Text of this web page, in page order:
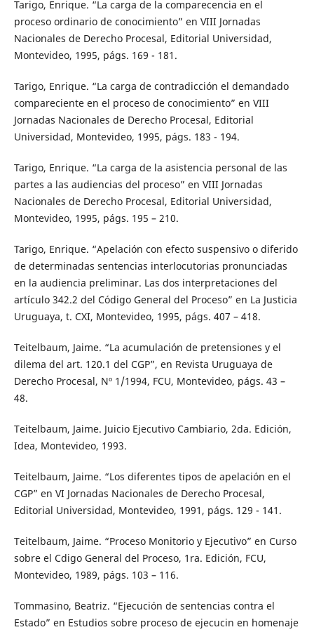
Tarigo, Enrique. “La carga de la comparecencia en el
proceso ordinario de conocimiento” en VIII Jornadas
Nacionales de Derecho Procesal, Editorial Universidad,
Montevideo, 1995, págs. 169 - 181.
Tarigo, Enrique. “La carga de contradicción el demandado
compareciente en el proceso de conocimiento” en VIII
Jornadas Nacionales de Derecho Procesal, Editorial
Universidad, Montevideo, 1995, págs. 183 - 194.
Tarigo, Enrique. “La carga de la asistencia personal de las
partes a las audiencias del proceso” en VIII Jornadas
Nacionales de Derecho Procesal, Editorial Universidad,
Montevideo, 1995, págs. 195 – 210.
Tarigo, Enrique. “Apelación con efecto suspensivo o diferido
de determinadas sentencias interlocutorias pronunciadas
en la audiencia preliminar. Las dos interpretaciones del
artículo 342.2 del Código General del Proceso” en La Justicia
Uruguaya, t. CXI, Montevideo, 1995, págs. 407 – 418.
Teitelbaum, Jaime. “La acumulación de pretensiones y el
dilema del art. 120.1 del CGP”, en Revista Uruguaya de
Derecho Procesal, Nº 1/1994, FCU, Montevideo, págs. 43 –
48.
Teitelbaum, Jaime. Juicio Ejecutivo Cambiario, 2da. Edición,
Idea, Montevideo, 1993.
Teitelbaum, Jaime. “Los diferentes tipos de apelación en el
CGP” en VI Jornadas Nacionales de Derecho Procesal,
Editorial Universidad, Montevideo, 1991, págs. 129 - 141.
Teitelbaum, Jaime. “Proceso Monitorio y Ejecutivo” en Curso
sobre el Cdigo General del Proceso, 1ra. Edición, FCU,
Montevideo, 1989, págs. 103 – 116.
Tommasino, Beatriz. “Ejecución de sentencias contra el
Estado” en Estudios sobre proceso de ejecucin en homenaje